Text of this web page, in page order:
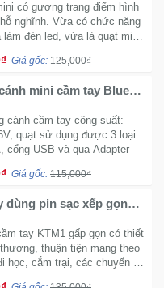
có gương trang điểm hình
nghĩnh. Vừa có chức năng
đèn led, vừa là quạt mini,
Giá gốc: 125,000₫
mini cầm tay Blue
cánh cầm tay công suất:
quạt sử dụng được 3 loại
cổng USB và qua Adapter
Giá gốc: 115,000₫
dùng pin sạc xếp gọn
tay KTM1 gấp gọn có thiết
thuận tiện mang theo
học, cắm trại, các chuyến du